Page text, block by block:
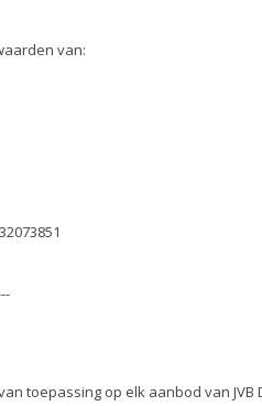
van:
toepassing op elk aanbod van